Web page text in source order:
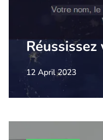
12 April 2023